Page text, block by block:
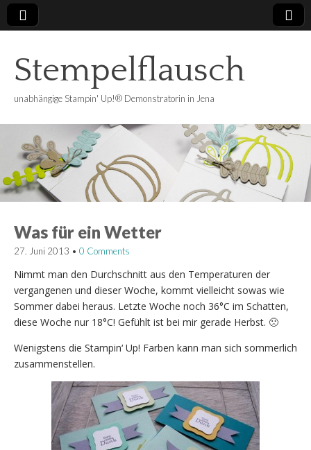
Stempelflausch
unabhängige Stampin' Up!® Demonstratorin in Jena
Was für ein Wetter
27. Juni 2013 • 0 Comments
Nimmt man den Durchschnitt aus den Temperaturen der
vergangenen und dieser Woche, kommt vielleicht sowas wie
Sommer dabei heraus. Letzte Woche noch 36°C im Schatten,
diese Woche nur 18°C! Gefühlt ist bei mir gerade Herbst. 🙁
Wenigstens die Stampin‘ Up! Farben kann man sich sommerlich
zusammenstellen.